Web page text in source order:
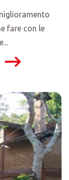
fare con le